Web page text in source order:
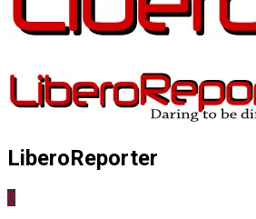
LiberoReporter
0